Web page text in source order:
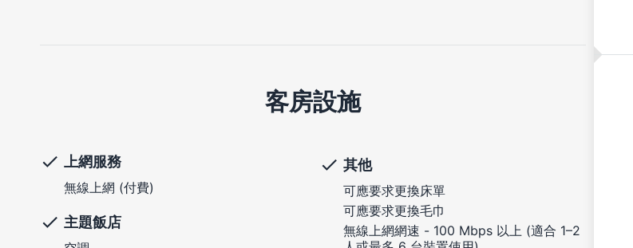
客房設施
上網服務
無線上網 (付費)
主題飯店
其他
可應要求更換床單
可應要求更換毛巾
無線上網網速 - 100 Mbps 以上 (適合 1–2